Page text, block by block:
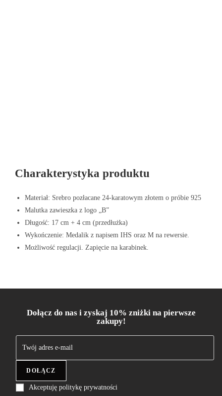
Charakterystyka produktu
Materiał: Srebro pozłacane 24-karatowym złotem o próbie 925
Malutka zawieszka z logo „B”
Długość: 17 cm + 4 cm (przedłużka)
Wykończenie: Medalik z napisem IHS oraz M na rewersie.
Możliwość regulacji. Zapięcie na karabinek.
Dołącz do nas i zyskaj 10% zniżki na pierwsze
zakupy!
DOŁĄCZ
Akceptuję politykę prywatności